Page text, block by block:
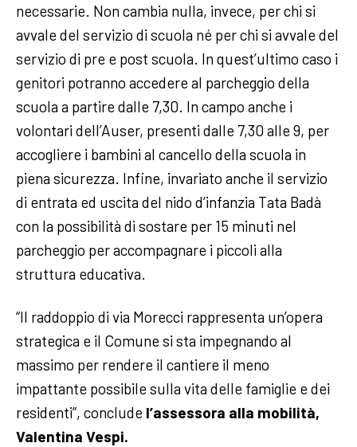
necessarie. Non cambia nulla, invece, per chi si
avvale del servizio di scuola né per chi si avvale del
servizio di pre e post scuola. In quest’ultimo caso i
genitori potranno accedere al parcheggio della
scuola a partire dalle 7,30. In campo anche i
volontari dell’Auser, presenti dalle 7,30 alle 9, per
accogliere i bambini al cancello della scuola in
piena sicurezza. Infine, invariato anche il servizio
di entrata ed uscita del nido d’infanzia Tata Badà
con la possibilità di sostare per 15 minuti nel
parcheggio per accompagnare i piccoli alla
struttura educativa.
“Il raddoppio di via Morecci rappresenta un’opera
strategica e il Comune si sta impegnando al
massimo per rendere il cantiere il meno
impattante possibile sulla vita delle famiglie e dei
residenti”, conclude l’assessora alla mobilità,
Valentina Vespi.